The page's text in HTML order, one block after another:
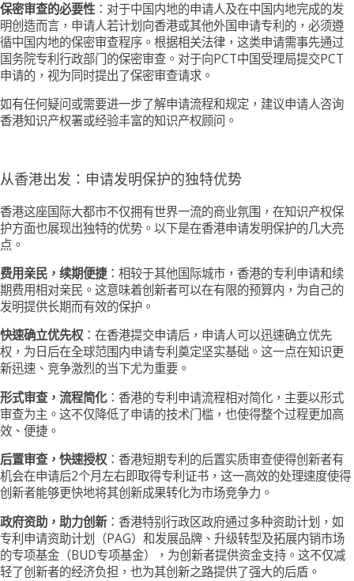
保密审查的必要性：对于中国内地的申请人及在中国内地完成的发
明创造而言，申请人若计划向香港或其他外国申请专利的，必须遵
循中国内地的保密审查程序。根据相关法律，这类申请需事先通过
国务院专利行政部门的保密审查。对于向PCT中国受理局提交PCT
申请的，视为同时提出了保密审查请求。
如有任何疑问或需要进一步了解申请流程和规定，建议申请人咨询
香港知识产权署或经验丰富的知识产权顾问。
从香港出发：申请发明保护的独特优势
香港这座国际大都市不仅拥有世界一流的商业氛围，在知识产权保
护方面也展现出独特的优势。以下是在香港申请发明保护的几大亮
点。
费用亲民，续期便捷：相较于其他国际城市，香港的专利申请和续
期费用相对亲民。这意味着创新者可以在有限的预算内，为自己的
发明提供长期而有效的保护。
快速确立优先权：在香港提交申请后，申请人可以迅速确立优先
权，为日后在全球范围内申请专利奠定坚实基础。这一点在知识更
新迅速、竞争激烈的当下尤为重要。
形式审查，流程简化：香港的专利申请流程相对简化，主要以形式
审查为主。这不仅降低了申请的技术门槛，也使得整个过程更加高
效、便捷。
后置审查，快速授权 ：香港短期专利的后置实质审查使得创新者有
机会在申请后2个月左右即取得专利证书，这一高效的处理速度使得
创新者能够更快地将其创新成果转化为市场竞争力。
政府资助，助力创新：香港特别行政区政府通过多种资助计划，如
专利申请资助计划（PAG）和发展品牌、升级转型及拓展内销市场
的专项基金（BUD专项基金），为创新者提供资金支持。这不仅减
轻了创新者的经济负担，也为其创新之路提供了强大的后盾。